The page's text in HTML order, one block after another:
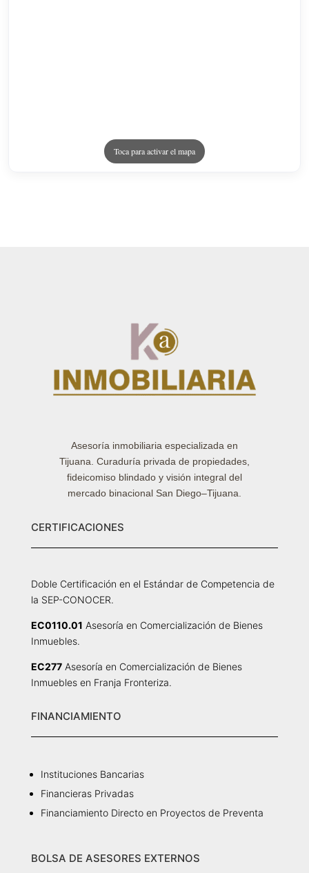
Asesoría inmobiliaria especializada en
Tijuana. Curaduría privada de propiedades,
fideicomiso blindado y visión integral del
mercado binacional San Diego–Tijuana.
CERTIFICACIONES
Doble Certificación en el Estándar de Competencia de
la SEP-CONOCER.
EC0110.01 Asesoría en Comercialización de Bienes
Inmuebles.
EC277Asesoría en Comercialización de Bienes
Inmuebles en Franja Fronteriza.
FINANCIAMIENTO
Instituciones Bancarias
Financieras Privadas
Financiamiento Directo en Proyectos de Preventa
BOLSA DE ASESORES EXTERNOS